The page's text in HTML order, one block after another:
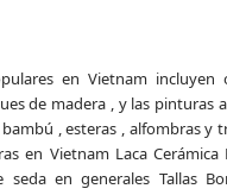
en Vietnam incluyen
de madera , y las pinturas
, esteras , alfombras y
en Vietnam Laca
en generales Tallas